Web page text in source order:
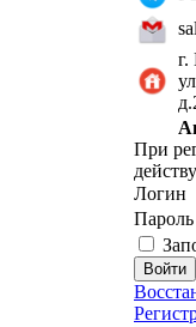
При
Логин